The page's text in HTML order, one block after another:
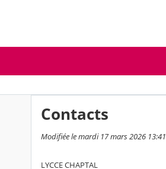
Contacts
Modifiée le mardi 17 mars 2026 13:41
LYCCE CHAPTAL